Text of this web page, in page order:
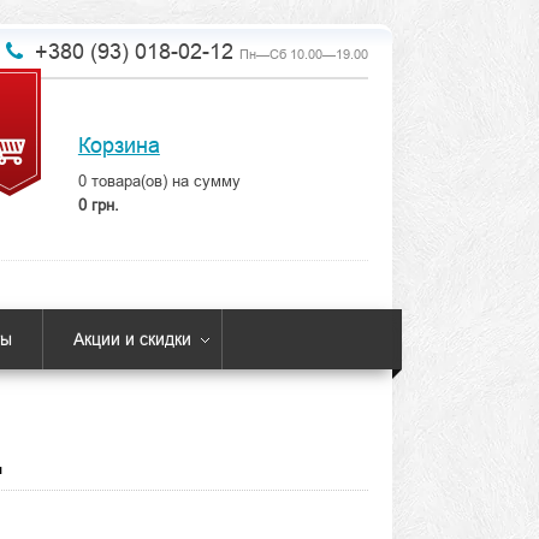
+380 (93) 018-02-12 Пн—Сб 10.00—19.00
Корзина
0товара(ов) на сумму
0 грн.
Акции и скидки